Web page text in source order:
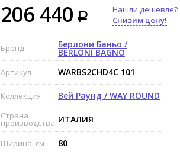
206 440
Нашли дешевле?
Снизим цену!
Бренд Берлони Баньо /
BERLONI BAGNO
Артикул WARBS2CHD4C 101
Коллекция Вей Раунд / WAY ROUND
Страна
производства ИТАЛИЯ
Ширина, см 80